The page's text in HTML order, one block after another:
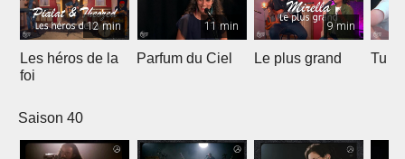
12 min
Les héros de la
foi
11 min
Parfum du Ciel
9 min
Le plus grand Tu
Saison 40